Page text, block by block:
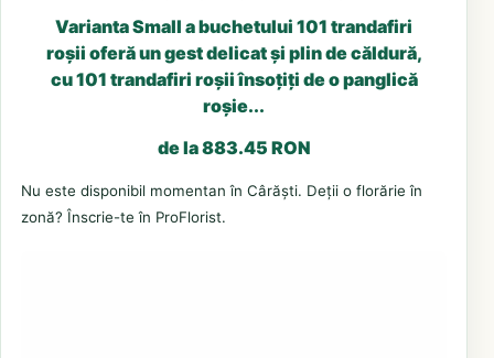
Varianta Small a buchetului 101 trandafiri
roșii oferă un gest delicat și plin de căldură,
cu 101 trandafiri roșii însoțiți de o panglică
roșie...
de la 883.45 RON
Nu este disponibil momentan în Cârăști. Deții o florărie în
zonă? Înscrie-te în ProFlorist.